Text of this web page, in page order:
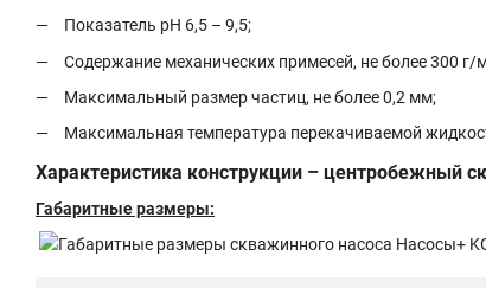
Показатель рН 6,5 – 9,5;
Содержание механических примесей, не более 300 г/
Максимальный размер частиц, не более 0,2 мм;
Максимальная температура перекачиваемой
Характеристика конструкции – центробежный
Габаритные размеры: